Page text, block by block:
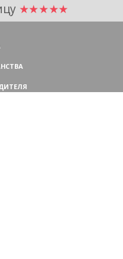
★★★★★